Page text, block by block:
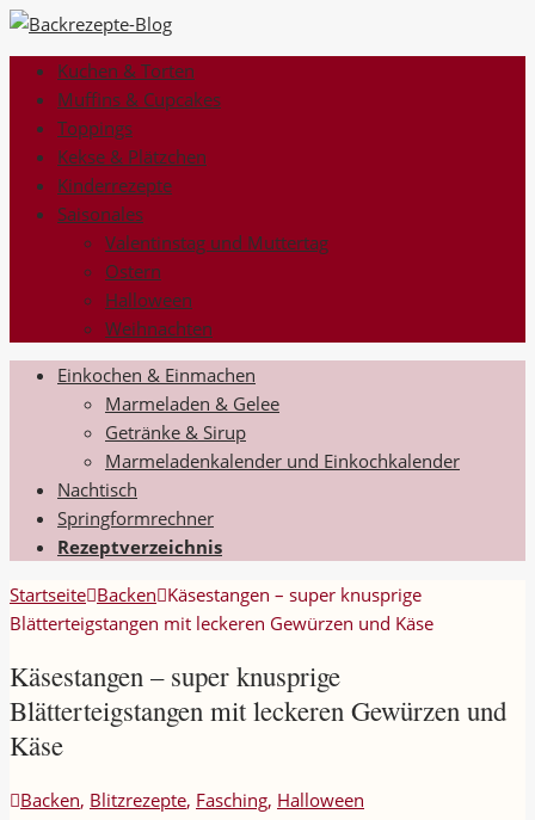
Kuchen & Torten
Muffins & Cupcakes
Toppings
Kekse & Plätzchen
Kinderrezepte
Saisonales
Valentinstag und Muttertag
Ostern
Halloween
Weihnachten
Einkochen & Einmachen
Marmeladen & Gelee
Getränke & Sirup
Marmeladenkalender und Einkochkalender
Nachtisch
Springformrechner
Rezeptverzeichnis
Startseite Backen Käsestangen – super knusprige
Blätterteigstangen mit leckeren Gewürzen und Käse
Käsestangen – super knusprige
Blätterteigstangen mit leckeren Gewürzen und
Käse
Backen, Blitzrezepte, Fasching, Halloween